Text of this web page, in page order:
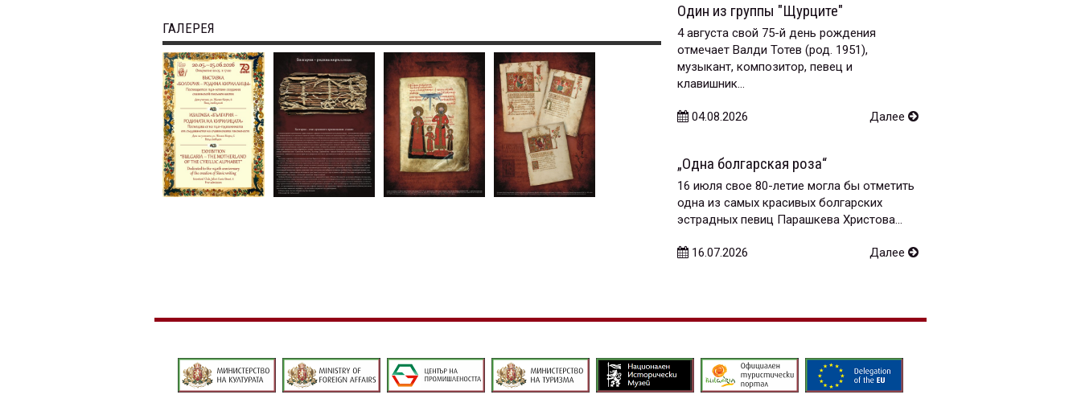
ГАЛЕРЕЯ
Один из группы "Щурците"
4 августа свой 75-й день рождения
отмечает Валди Тотев (род. 1951),
музыкант, композитор, певец и
клавишник...
04.08.2026 Далее
„Одна болгарская роза“
16 июля свое 80-летие могла бы отметить
одна из самых красивых болгарских
эстрадных певиц Парашкева Христова...
16.07.2026 Далее